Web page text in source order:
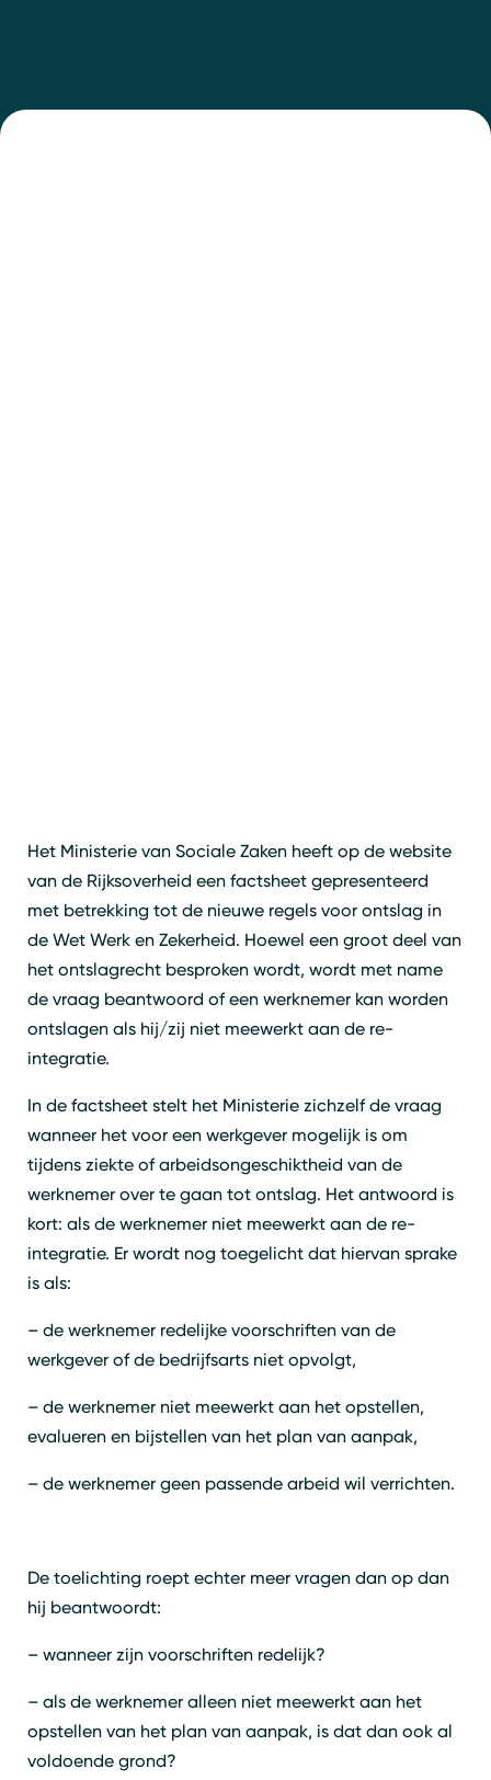
Het Ministerie van Sociale Zaken heeft op de website
van de Rijksoverheid een factsheet gepresenteerd
met betrekking tot de nieuwe regels voor ontslag in
de Wet Werk en Zekerheid. Hoewel een groot deel van
het ontslagrecht besproken wordt, wordt met name
de vraag beantwoord of een werknemer kan worden
ontslagen als hij/zij niet meewerkt aan de re-
integratie.
In de factsheet stelt het Ministerie zichzelf de vraag
wanneer het voor een werkgever mogelijk is om
tijdens ziekte of arbeidsongeschiktheid van de
werknemer over te gaan tot ontslag. Het antwoord is
kort: als de werknemer niet meewerkt aan de re-
integratie. Er wordt nog toegelicht dat hiervan sprake
is als:
– de werknemer redelijke voorschriften van de
werkgever of de bedrijfsarts niet opvolgt,
– de werknemer niet meewerkt aan het opstellen,
evalueren en bijstellen van het plan van aanpak,
– de werknemer geen passende arbeid wil verrichten.
De toelichting roept echter meer vragen dan op dan
hij beantwoordt:
– wanneer zijn voorschriften redelijk?
– als de werknemer alleen niet meewerkt aan het
opstellen van het plan van aanpak, is dat dan ook al
voldoende grond?